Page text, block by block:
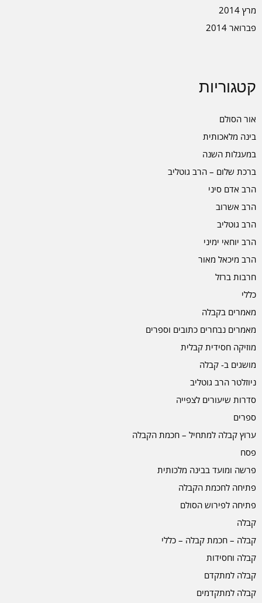
מרץ 2014
פברואר 2014
קטגוריות
אור הסולם
בינה מלאכותית
במעגלות השנה
ברכת שלום – הרב גוטליב
הרב אדם סיני
הרב אשרוב
הרב גוטליב
הרב יוחאי ימיני
הרב מיכאל מאור
חרבות ברזל
כללי
מאמרים בקבלה
מאמרים נבחרים כתובים וספרים
מוזיקה חסידית קבלית
מושגים ב- קבלה
ניוזלטר הרב גוטליב
סדרות שיעורים לצפייה
ספרים
ערוץ קבלה למתחיל – חכמת הקבלה
פסח
פרשה ומועד בבינה מלכותית
פתיחה לחכמת הקבלה
פתיחה לפירוש הסולם
קבלה
קבלה – חכמת קבלה – כללי
קבלה וחסידות
קבלה למתקדם
קבלה למתקדמים